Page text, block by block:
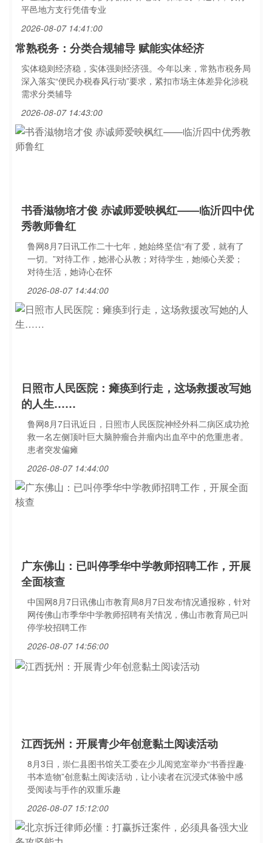
平邑地方支行凭借专业
2026-08-07 14:41:00
常熟税务：分类合规辅导 赋能实体经济
实体稳则经济稳，实体强则经济强。今年以来，常熟市税务局
深入落实“便民办税春风行动”要求，紧扣市场主体差异化涉税
需求分类辅导
2026-08-07 14:43:00
书香滋物培才俊 赤诚师爱映枫红——临沂四中优
秀教师鲁红
鲁网8月7日讯工作二十七年，她始终坚信“有了爱，就有了
一切。”对待工作，她潜心从教；对待学生，她倾心关爱；
对待生活，她诗心在怀
2026-08-07 14:44:00
日照市人民医院：瘫痪到行走，这场救援改写她
的人生……
鲁网8月7日讯近日，日照市人民医院神经外科二病区成功抢
救一名左侧顶叶巨大脑肿瘤合并瘤内出血卒中的危重患者。
患者突发偏瘫
2026-08-07 14:44:00
广东佛山：已叫停季华中学教师招聘工作，开展
全面核查
中国网8月7日讯佛山市教育局8月7日发布情况通报称，针对
网传佛山市季华中学教师招聘有关情况，佛山市教育局已叫
停学校招聘工作
2026-08-07 14:56:00
江西抚州：开展青少年创意黏土阅读活动
8月3日，崇仁县图书馆关工委在少儿阅览室举办“书香捏趣·
书本造物”创意黏土阅读活动，让小读者在沉浸式体验中感
受阅读与手作的双重乐趣
2026-08-07 15:12:00